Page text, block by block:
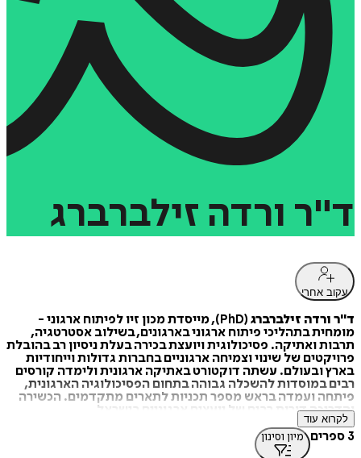
ד"ר ורדה זילברברג
עקוב אחרי
ד"ר ורדה זילברברג
(PhD), מייסדת מכון זיו לפיתוח ארגוני -
מומחית בתהליכי פיתוח ארגוני בארגונים, בשילוב אסטרטגיה,
תרבות ואתיקה. פסיכולוגית ויועצת בכירה בעלת ניסיון רב בהובלת
פרויקטים של שינוי וצמיחה ארגוניים בחברות גדולות וייחודיות
בארץ ובעולם. עשתה דוקטורט באתיקה ארגונית ולימדה קורסים
רבים במוסדות להשכלה גבוהה בתחום הפסיכולוגיה הארגונית,
פיתחה ועמדה בראש מספר תכניות לתארים מתקדמים. הכשירה
והדריכה דורות רבים של יועצים ארגוניים בישראל.
לקרוא עוד
3 ספרים מיון וסינון